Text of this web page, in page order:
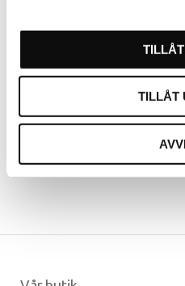
TILLÅT
halvkonvexa yttre bladfasning
skålslipade inre bladet, utöver
rostfria kvaliten som det
Saxarna är även utrustade
huvud samt ett avtagbart,
LOGGA IN